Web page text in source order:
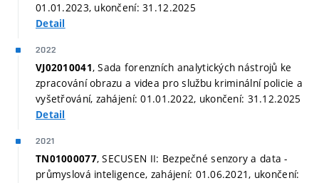
01.01.2023, ukončení: 31.12.2025
Detail
2022
VJ02010041, Sada forenzních analytických nástrojů ke
zpracování obrazu a videa pro službu kriminální policie a
vyšetřování, zahájení: 01.01.2022, ukončení: 31.12.2025
Detail
2021
TN01000077, SECUSEN II: Bezpečné senzory a data -
průmyslová inteligence, zahájení: 01.06.2021, ukončení: